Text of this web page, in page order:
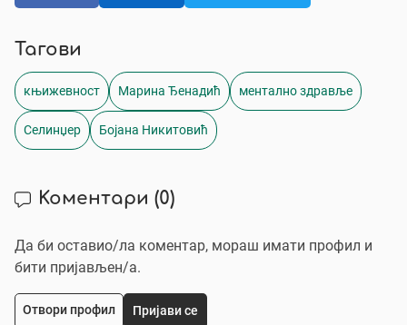
Тагови
књижевност Марина Ђенадић ментално здравље
Селинџер Бојана Никитовић
Коментари (0)
Да би оставио/ла коментар, мораш имати профил и
бити пријављен/a.
Отвори профил Пријави се